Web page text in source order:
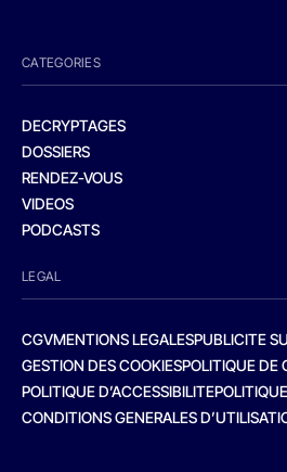
CATEGORIES
DECRYPTAGES
DOSSIERS
RENDEZ-VOUS
VIDEOS
PODCASTS
LEGAL
CGVMENTIONS LEGALESPUBLICITE
GESTION DES COOKIESPOLITIQUE DE
POLITIQUE D’ACCESSIBILITE
CONDITIONS GENERALES